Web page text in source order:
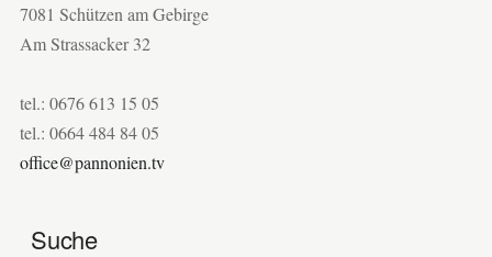
7081 Schützen am Gebirge
Am Strassacker 32
tel.: 0676 613 15 05
tel.: 0664 484 84 05
office@pannonien.tv
Suche